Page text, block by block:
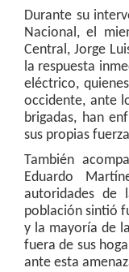
Durante su
Nacional, el
Central, Jorge
la respuesta
eléctrico,
occidente, ante
brigadas, han
sus propias
También
Eduardo
autoridades de
población sintió
y la mayoría de
fuera de sus
ante esta